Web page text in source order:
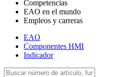
Competencias
EAO en el mundo
Empleos y carreras
EAO
Componentes HMI
Indicador